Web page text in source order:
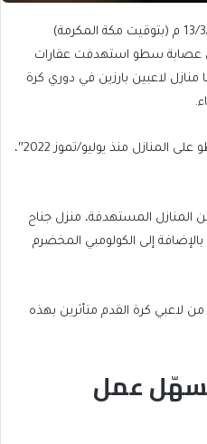
عصابة سطو استهدفت عقارات
لاعبين بارزين في دوري كرة
وأوقف 6 متهمين بـ”8 عمليات سطو على المنازل منذ يوليو/تموز 2022″،
المستهدفة، منزل جناح
بالإضافة إلى الكولومبي المخضرم
لاعبي كرة القدم متأثرين بهذه
عمل